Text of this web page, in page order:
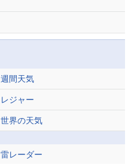
週間天気
レジャー
世界の天気
雷レーダー